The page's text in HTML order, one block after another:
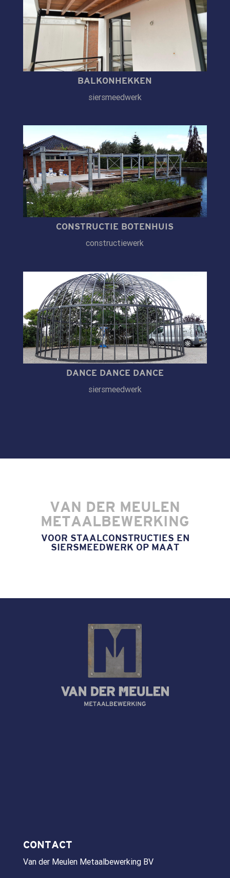
BALKONHEKKEN
siersmeedwerk
CONSTRUCTIE BOTENHUIS
constructiewerk
DANCE DANCE DANCE
siersmeedwerk
VAN DER MEULEN
METAALBEWERKING
VOOR STAALCONSTRUCTIES EN
SIERSMEEDWERK OP MAAT
CONTACT
Van der Meulen Metaalbewerking BV